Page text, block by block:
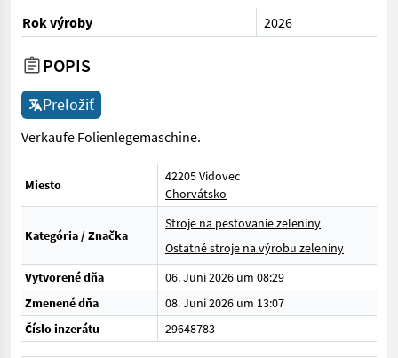
Rok výroby 2026
POPIS
Preložiť
Verkaufe Folienlegemaschine.
Miesto
42205 Vidovec
Chorvátsko
Kategória / Značka
Stroje na pestovanie zeleniny
Ostatné stroje na výrobu zeleniny
Vytvorené dňa
06. Juni 2026 um 08:29
Zmenené dňa
08. Juni 2026 um 13:07
Číslo inzerátu
29648783